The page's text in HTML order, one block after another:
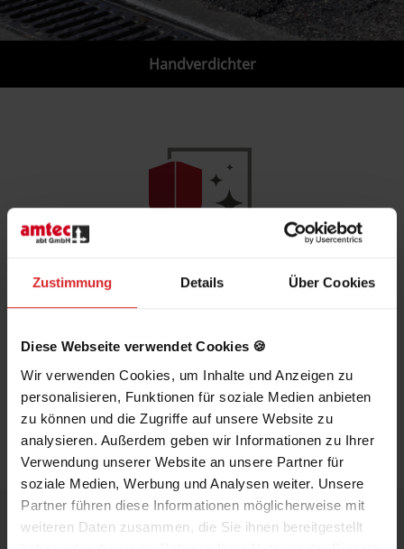
Zustimmung Details Über Cookies
Diese Webseite verwendet Cookies 🍪
Wir verwenden Cookies, um Inhalte und Anzeigen zu
personalisieren, Funktionen für soziale Medien anbieten
zu können und die Zugriffe auf unsere Website zu
analysieren. Außerdem geben wir Informationen zu Ihrer
Verwendung unserer Website an unsere Partner für
soziale Medien, Werbung und Analysen weiter. Unsere
Partner führen diese Informationen möglicherweise mit
weiteren Daten zusammen, die Sie ihnen bereitgestellt
Handverdichter
Korrosions- & Kondensatschutz
Sicherheit
Personenschutz
Haben Sie Fragen?
Rufen Sie uns einfach an!